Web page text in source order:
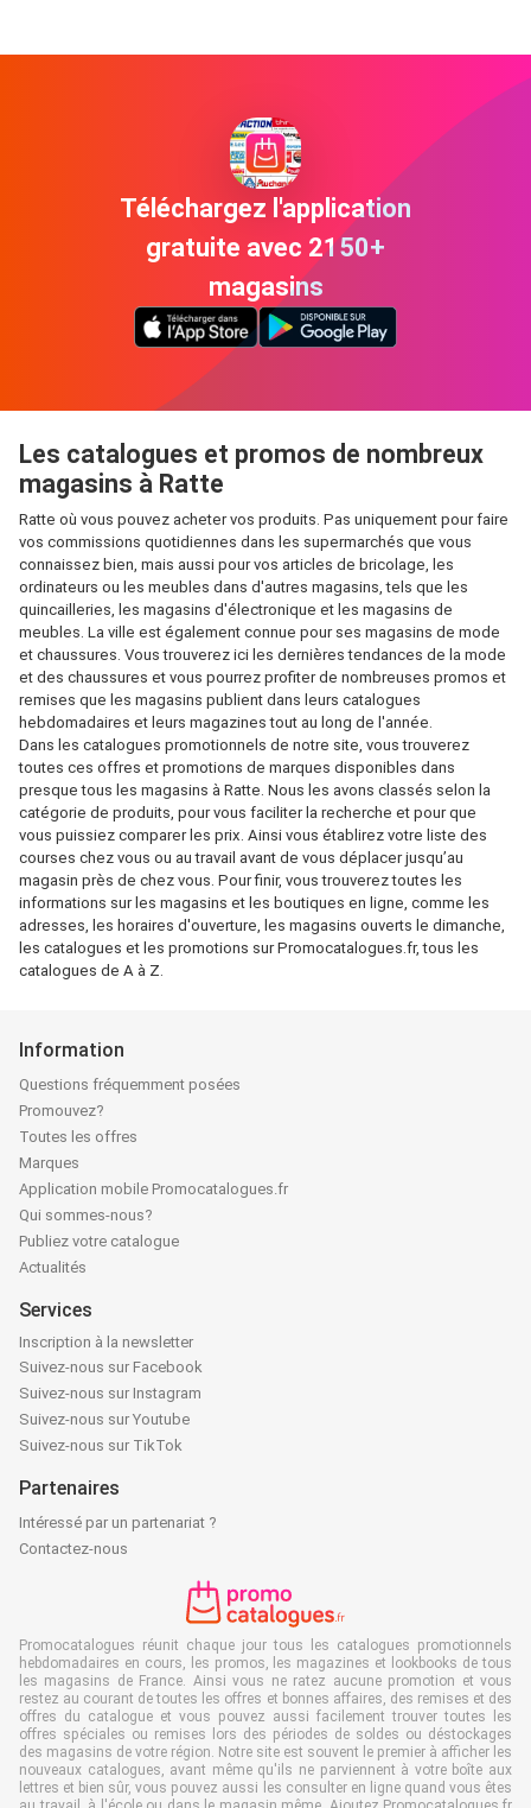
Téléchargez l'application
gratuite avec 2150+
magasins
Les catalogues et promos de nombreux
magasins à Ratte
Ratte où vous pouvez acheter vos produits. Pas uniquement pour faire
vos commissions quotidiennes dans les supermarchés que vous
connaissez bien, mais aussi pour vos articles de bricolage, les
ordinateurs ou les meubles dans d'autres magasins, tels que les
quincailleries, les magasins d'électronique et les magasins de
meubles. La ville est également connue pour ses magasins de mode
et chaussures. Vous trouverez ici les dernières tendances de la mode
et des chaussures et vous pourrez profiter de nombreuses promos et
remises que les magasins publient dans leurs catalogues
hebdomadaires et leurs magazines tout au long de l'année.
Dans les catalogues promotionnels de notre site, vous trouverez
toutes ces offres et promotions de marques disponibles dans
presque tous les magasins à Ratte. Nous les avons classés selon la
catégorie de produits, pour vous faciliter la recherche et pour que
vous puissiez comparer les prix. Ainsi vous établirez votre liste des
courses chez vous ou au travail avant de vous déplacer jusqu’au
magasin près de chez vous. Pour finir, vous trouverez toutes les
informations sur les magasins et les boutiques en ligne, comme les
adresses, les horaires d'ouverture, les magasins ouverts le dimanche,
les catalogues et les promotions sur Promocatalogues.fr, tous les
catalogues de A à Z.
Information
Questions fréquemment posées
Promouvez?
Toutes les offres
Marques
Application mobile Promocatalogues.fr
Qui sommes-nous?
Publiez votre catalogue
Actualités
Services
Inscription à la newsletter
Suivez-nous sur Facebook
Suivez-nous sur Instagram
Suivez-nous sur Youtube
Suivez-nous sur TikTok
Partenaires
Intéressé par un partenariat ?
Contactez-nous
Promocatalogues réunit chaque jour tous les catalogues promotionnels
hebdomadaires en cours, les promos, les magazines et lookbooks de tous
les magasins de France. Ainsi vous ne ratez aucune promotion et vous
restez au courant de toutes les offres et bonnes affaires, des remises et des
offres du catalogue et vous pouvez aussi facilement trouver toutes les
offres spéciales ou remises lors des périodes de soldes ou déstockages
des magasins de votre région. Notre site est souvent le premier à afficher les
nouveaux catalogues, avant même qu'ils ne parviennent à votre boîte aux
lettres et bien sûr, vous pouvez aussi les consulter en ligne quand vous êtes